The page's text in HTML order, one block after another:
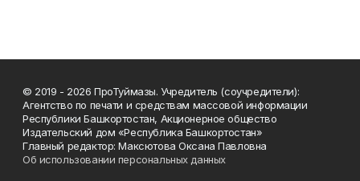
© 2019 - 2026 ПроТуймазы. Учредитель (соучредители):
Агентство по печати и средствам массовой информации
Республики Башкортостан, Акционерное общество
Издательский дом «Республика Башкортостан»
Главный редактор: Максютова Оксана Павловна
Об использовании персональных данных